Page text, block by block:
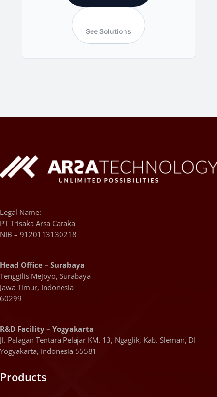
See Solutions
Legal Name:
PT Trisaka Arsa Caraka
NIB – 9120113130218
Head Office – Surabaya
Tenggilis Mejoyo, Surabaya
Jawa Timur, Indonesia
60299
R&D Facility – Yogyakarta
Jl. Palagan Tentara Pelajar KM. 13, Ngaglik, Kab. Sleman, DI
Yogyakarta, Indonesia 55581
Products